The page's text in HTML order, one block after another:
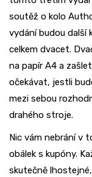
soutěž o kolo
vydání budou další
celkem dvacet.
na papír A4 a
očekávat, jestli
mezi sebou
drahého stroje.
Nic vám nebrání v
obálek s kupóny.
skutečně